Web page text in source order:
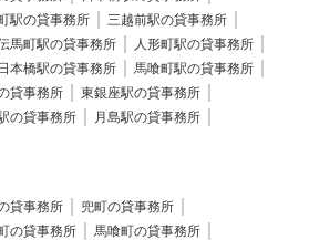
駅の貸事務所
三越前駅の貸事務所
馬町駅の貸事務所
人形町駅の貸事務所
本橋駅の貸事務所
馬喰町駅の貸事務所
貸事務所
東銀座駅の貸事務所
の貸事務所
月島駅の貸事務所
貸事務所
兜町の貸事務所
の貸事務所
馬喰町の貸事務所